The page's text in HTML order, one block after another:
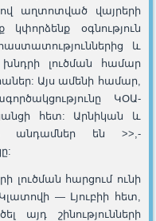
աղտոտված վայրերի
օգնություն
և
լուծման համար
Այս ամենի համար,
ԿՕԱ-
հետ: Արնիկան և
անդամներ են >>,-
հարցում ունի
— Լյուբիի հետ,
այդ շինությունների